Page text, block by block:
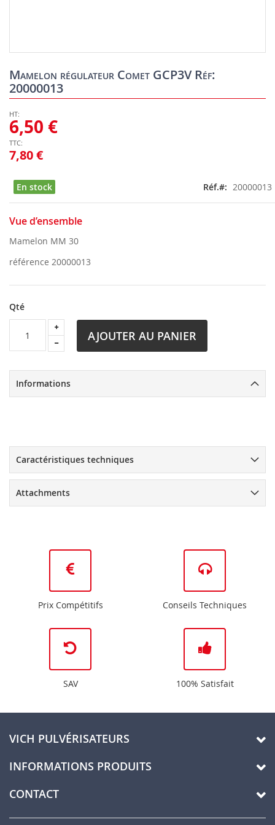
Mamelon régulateur Comet GCP3V Réf:
20000013
7,80 €
6,50 €
En stock Réf. 20000013
Vue d’ensemble
Mamelon MM 30
référence 20000013
Qté
AJOUTER AU PANIER
to
the
beginning
the
images
gallery
Informations
Caractéristiques techniques
Attachments
Prix Compétitifs Conseils Techniques
SAV 100% Satisfait
VICH PULVÉRISATEURS
INFORMATIONS PRODUITS
CONTACT